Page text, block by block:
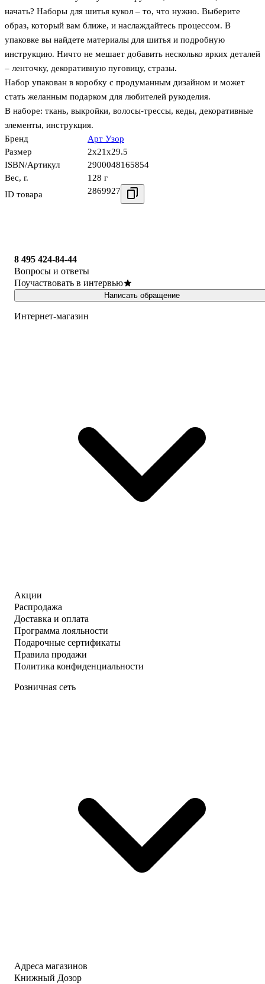
начать? Наборы для шитья кукол – то, что нужно. Выберите
образ, который вам ближе, и наслаждайтесь процессом. В
упаковке вы найдете материалы для шитья и подробную
инструкцию. Ничто не мешает добавить несколько ярких деталей
– ленточку, декоративную пуговицу, стразы.
Набор упакован в коробку с продуманным дизайном и может
стать желанным подарком для любителей рукоделия.
В наборе: ткань, выкройки, волосы-трессы, кеды, декоративные
элементы, инструкция.
Бренд
Арт Узор
Размер
2x21x29.5
ISBN/Артикул
2900048165854
Вес, г.
128 г
ID товара
2869927
8 495 424-84-44
Вопросы и ответы
Поучаствовать в интервью
Написать обращение
Интернет-магазин
Акции
Распродажа
Доставка и оплата
Программа лояльности
Подарочные сертификаты
Правила продажи
Политика конфиденциальности
Розничная сеть
Адреса магазинов
Книжный Дозор